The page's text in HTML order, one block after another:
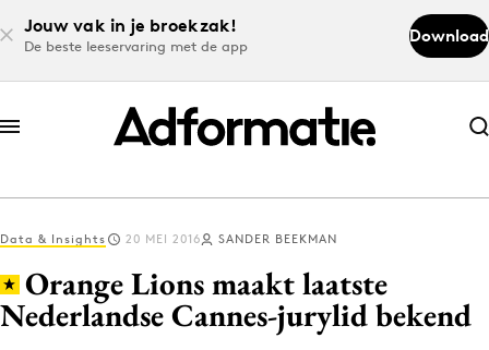
Jouw vak in je broekzak!
De beste leeservaring met de app
Download
Abonneer nu
Abonneer nu
Log in
Download de app
Data & Insights 20 MEI 2016 SANDER BEEKMAN
Orange Lions maakt laatste
Nederlandse Cannes-jurylid bekend